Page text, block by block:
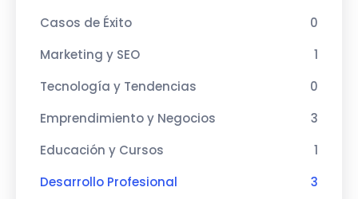
Casos de Éxito
0
Marketing y SEO
1
Tecnología y Tendencias
0
Emprendimiento y Negocios
3
Educación y Cursos
1
Desarrollo Profesional
3